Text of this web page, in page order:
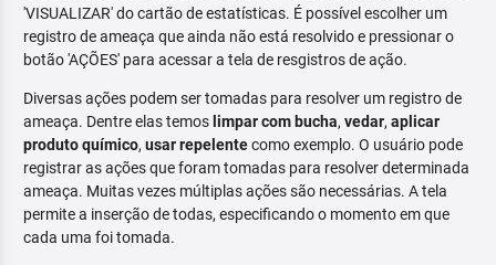
'VISUALIZAR' do cartão de estatísticas. É possível escolher um
registro de ameaça que ainda não está resolvido e pressionar o
botão 'AÇÕES' para acessar a tela de resgistros de ação.
Diversas ações podem ser tomadas para resolver um registro de
ameaça. Dentre elas temos limpar com bucha, vedar, aplicar
produto químico, usar repelentecomo exemplo. O usuário pode
registrar as ações que foram tomadas para resolver determinada
ameaça. Muitas vezes múltiplas ações são necessárias. A tela
permite a inserção de todas, especificando o momento em que
cada uma foi tomada.